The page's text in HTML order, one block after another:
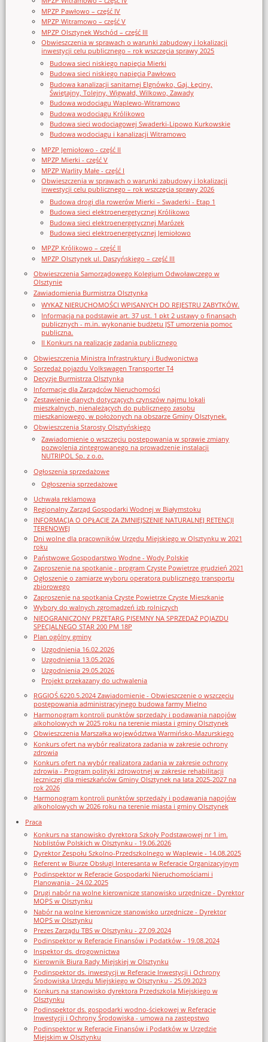
MPZP Pawłowo – część IV
MPZP Witramowo – część V
MPZP Olsztynek Wschód – część III
Obwieszczenia w sprawach o warunki zabudowy i lokalizacji
inwestycji celu publicznego – rok wszczęcia sprawy 2025
Budowa sieci niskiego napięcia Mierki
Budowa sieci niskiego napięcia Pawłowo
Budowa kanalizacji sanitarnej Elgnówko, Gaj, Łęciny,
Świętajny, Tolejny, Wigwałd, Wilkowo, Zawady
Budowa wodociągu Waplewo-Witramowo
Budowa wodociągu Królikowo
Budowa sieci wodociągowej Swaderki-Lipowo Kurkowskie
Budowa wodociągu i kanalizacji Witramowo
MPZP Jemiołowo - część II
MPZP Mierki - część V
MPZP Warlity Małe - część I
Obwieszczenia w sprawach o warunki zabudowy i lokalizacji
inwestycji celu publicznego – rok wszczęcia sprawy 2026
Budowa drogi dla rowerów Mierki – Swaderki - Etap 1
Budowa sieci elektroenergetycznej Królikowo
Budowa sieci elektroenergetycznej Marózek
Budowa sieci elektroenergetycznej Jemiołowo
MPZP Królikowo – część II
MPZP Olsztynek ul. Daszyńskiego – część III
Obwieszczenia Samorządowego Kolegium Odwoławczego w
Olsztynie
Zawiadomienia Burmistrza Olsztynka
WYKAZ NIERUCHOMOŚCI WPISANYCH DO REJESTRU ZABYTKÓW.
Informacja na podstawie art. 37 ust. 1 pkt 2 ustawy o finansach
publicznych - m.in. wykonanie budżetu JST umorzenia pomoc
publiczna.
II Konkurs na realizację zadania publicznego
Obwieszczenia Ministra Infrastruktury i Budwonictwa
Sprzedaż pojazdu Volkswagen Transporter T4
Decyzje Burmistrza Olsztynka
Informacje dla Zarządców Nieruchomości
Zestawienie danych dotyczących czynszów najmu lokali
mieszkalnych, nienależących do publicznego zasobu
mieszkaniowego, w położonych na obszarze Gminy Olsztynek.
Obwieszczenia Starosty Olsztyńskiego
Zawiadomienie o wszczęciu postępowania w sprawie zmiany
pozwolenia zintegrowanego na prowadzenie instalacji
NUTRIPOL Sp. z o.o.
Ogłoszenia sprzedażowe
Ogłoszenia sprzedażowe
Uchwała reklamowa
Regionalny Zarząd Gospodarki Wodnej w Białymstoku
INFORMACJA O OPŁACIE ZA ZMNIEJSZENIE NATURALNEJ RETENCJI
TERENOWEJ
Dni wolne dla pracowników Urzędu Miejskiego w Olsztynku w 2021
roku
Państwowe Gospodarstwo Wodne - Wody Polskie
Zaproszenie na spotkanie - program Czyste Powietrze grudzień 2021
Ogłoszenie o zamiarze wyboru operatora publicznego transportu
zbiorowego
Zaproszenie na spotkania Czyste Powietrze Czyste Mieszkanie
Wybory do walnych zgromadzeń izb rolniczych
NIEOGRANICZONY PRZETARG PISEMNY NA SPRZEDAŻ POJAZDU
SPECJALNEGO STAR 200 PM 18P
Plan ogólny gminy
Uzgodnienia 16.02.2026
Uzgodnienia 13.05.2026
Uzgodnienia 29.05.2026
Projekt przekazany do uchwalenia
RGGIOŚ.6220.5.2024 Zawiadomienie - Obwieszczenie o wszczęciu
postępowania administracyjnego budowa farmy Mielno
Harmonogram kontroli punktów sprzedaży i podawania napojów
alkoholowych w 2025 roku na terenie miasta i gminy Olsztynek
Obwieszczenia Marszałka województwa Warmińsko-Mazurskiego
Konkurs ofert na wybór realizatora zadania w zakresie ochrony
zdrowia
Konkurs ofert na wybór realizatora zadania w zakresie ochrony
zdrowia - Program polityki zdrowotnej w zakresie rehabilitacji
leczniczej dla mieszkańców Gminy Olsztynek na lata 2025-2027 na
rok 2026
Harmonogram kontroli punktów sprzedaży i podawania napojów
alkoholowych w 2026 roku na terenie miasta i gminy Olsztynek
Praca
Konkurs na stanowisko dyrektora Szkoły Podstawowej nr 1 im.
Noblistów Polskich w Olsztynku - 19.06.2026
Dyrektor Zespołu Szkolno-Przedszkolnego w Waplewie - 14.08.2025
Referent w Biurze Obsługi Interesanta w Referacie Organizacyjnym
Podinspektor w Referacie Gospodarki Nieruchomościami i
Planowania - 24.02.2025
Drugi nabór na wolne kierownicze stanowisko urzędnicze - Dyrektor
MOPS w Olsztynku
Nabór na wolne kierownicze stanowisko urzędnicze - Dyrektor
MOPS w Olsztynku
Prezes Zarządu TBS w Olsztynku - 27.09.2024
Podinspektor w Referacie Finansów i Podatków - 19.08.2024
Inspektor ds. drogownictwa
Kierownik Biura Rady Miejskiej w Olsztynku
Podinspektor ds. inwestycji w Referacie Inwestycji i Ochrony
Środowiska Urzędu Miejskiego w Olsztynku - 25.09.2023
Konkurs na stanowisko dyrektora Przedszkola Miejskiego w
Olsztynku
Podinspektor ds. gospodarki wodno-ściekowej w Referacie
Inwestycji i Ochrony Środowiska - umowa na zastępstwo
Podinspektor w Referacie Finansów i Podatków w Urzędzie
Miejskim w Olsztynku